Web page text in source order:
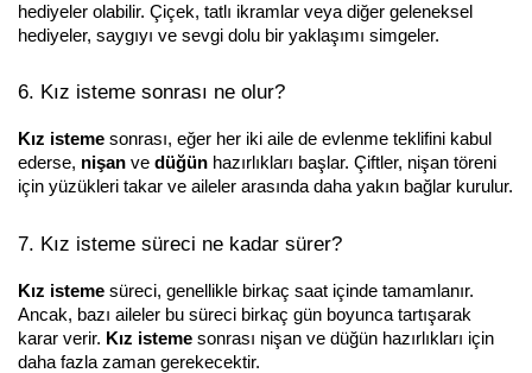
hediyeler olabilir. Çiçek, tatlı ikramlar veya diğer geleneksel
hediyeler, saygıyı ve sevgi dolu bir yaklaşımı simgeler.
6. Kız isteme sonrası ne olur?
Kız isteme sonrası, eğer her iki aile de evlenme teklifini kabul
ederse, nişan ve düğün hazırlıkları başlar. Çiftler, nişan töreni
için yüzükleri takar ve aileler arasında daha yakın bağlar kurulur.
7. Kız isteme süreci ne kadar sürer?
Kız isteme süreci, genellikle birkaç saat içinde tamamlanır.
Ancak, bazı aileler bu süreci birkaç gün boyunca tartışarak
karar verir. Kız isteme sonrası nişan ve düğün hazırlıkları için
daha fazla zaman gerekecektir.